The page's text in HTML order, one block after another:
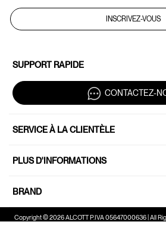
INSCRIVEZ-VOUS
SUPPORT RAPIDE
CONTACTEZ-
SERVICE À LA CLIENTÈLE
PLUS D'INFORMATIONS
BRAND
Copyright © 2026 ALCOTT P.IVA 05647000636 | All